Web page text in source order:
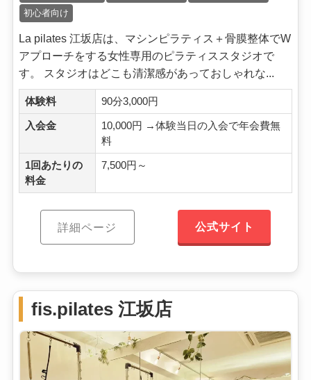
初心者向け
La pilates 江坂店は、マシンピラティス＋骨膜整体でW
アプローチをする女性専用のピラティススタジオで
す。 スタジオはどこも清潔感があっておしゃれな...
体験料 90分3,000円
入会金
10,000円 →体験当日の入会で年会費無
料
1回あたりの
料金
7,500円～
詳細ページ 公式サイト
fis.pilates 江坂店